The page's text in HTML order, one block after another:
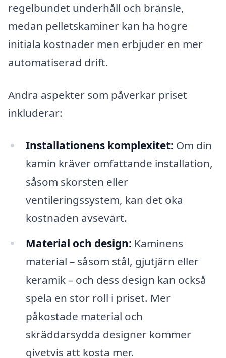
regelbundet underhåll och bränsle,
medan pelletskaminer kan ha högre
initiala kostnader men erbjuder en mer
automatiserad drift.
Andra aspekter som påverkar priset
inkluderar:
Installationens komplexitet: Om din
kamin kräver omfattande installation,
såsom skorsten eller
ventileringssystem, kan det öka
kostnaden avsevärt.
Material och design: Kaminens
material – såsom stål, gjutjärn eller
keramik – och dess design kan också
spela en stor roll i priset. Mer
påkostade material och
skräddarsydda designer kommer
givetvis att kosta mer.